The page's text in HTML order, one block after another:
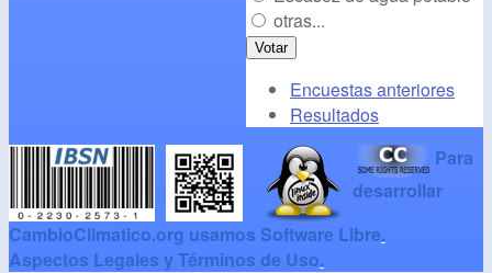
otras...
Encuestas anteriores
Resultados
Para
desarrollar
CambioClimatico.org usamos Software Libre.
Aspectos Legales y Términos de Uso.